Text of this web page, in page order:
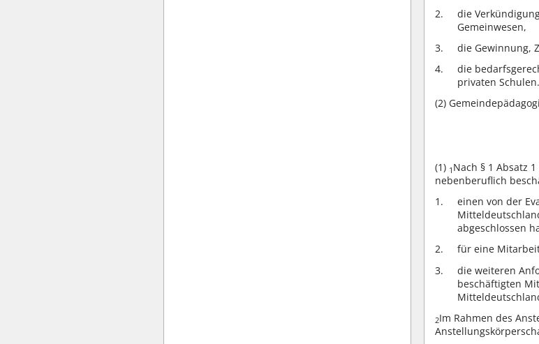
die
Gemeinwesen,
die Gewinnung,
die
privaten Schulen.
(2)
(1) 1 Nach § 1 Absatz
nebenberuflich
einen von der
abgeschlossen
für eine
die weiteren
beschäftigten
2Im Rahmen des